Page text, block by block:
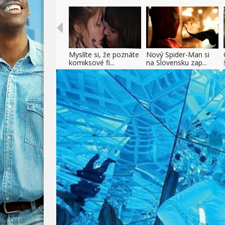
Myslíte si, že poznáte
komiksové fi...
Nový Spider-Man si
na Slovensku zap...